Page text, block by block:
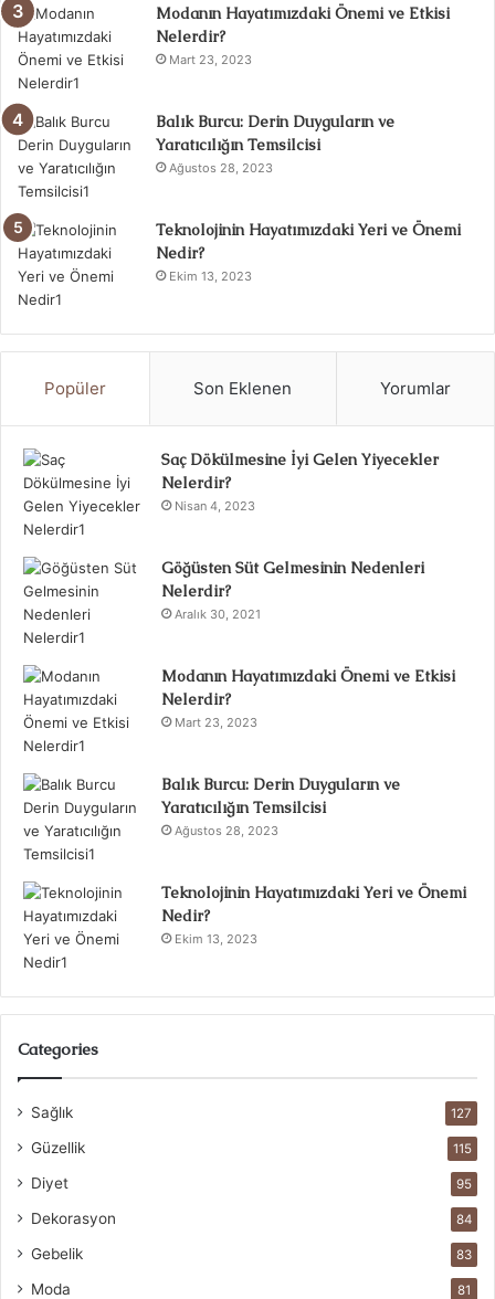
Modanın Hayatımızdaki Önemi ve Etkisi
Nelerdir?
Mart 23, 2023
Balık Burcu: Derin Duyguların ve
Yaratıcılığın Temsilcisi
Ağustos 28, 2023
Teknolojinin Hayatımızdaki Yeri ve Önemi
Nedir?
Ekim 13, 2023
Popüler Son Eklenen Yorumlar
Saç Dökülmesine İyi Gelen Yiyecekler
Nelerdir?
Nisan 4, 2023
Göğüsten Süt Gelmesinin Nedenleri
Nelerdir?
Aralık 30, 2021
Modanın Hayatımızdaki Önemi ve Etkisi
Nelerdir?
Mart 23, 2023
Balık Burcu: Derin Duyguların ve
Yaratıcılığın Temsilcisi
Ağustos 28, 2023
Teknolojinin Hayatımızdaki Yeri ve Önemi
Nedir?
Ekim 13, 2023
Categories
Sağlık 127
Güzellik 115
Diyet 95
Dekorasyon 84
Gebelik 83
Moda 81